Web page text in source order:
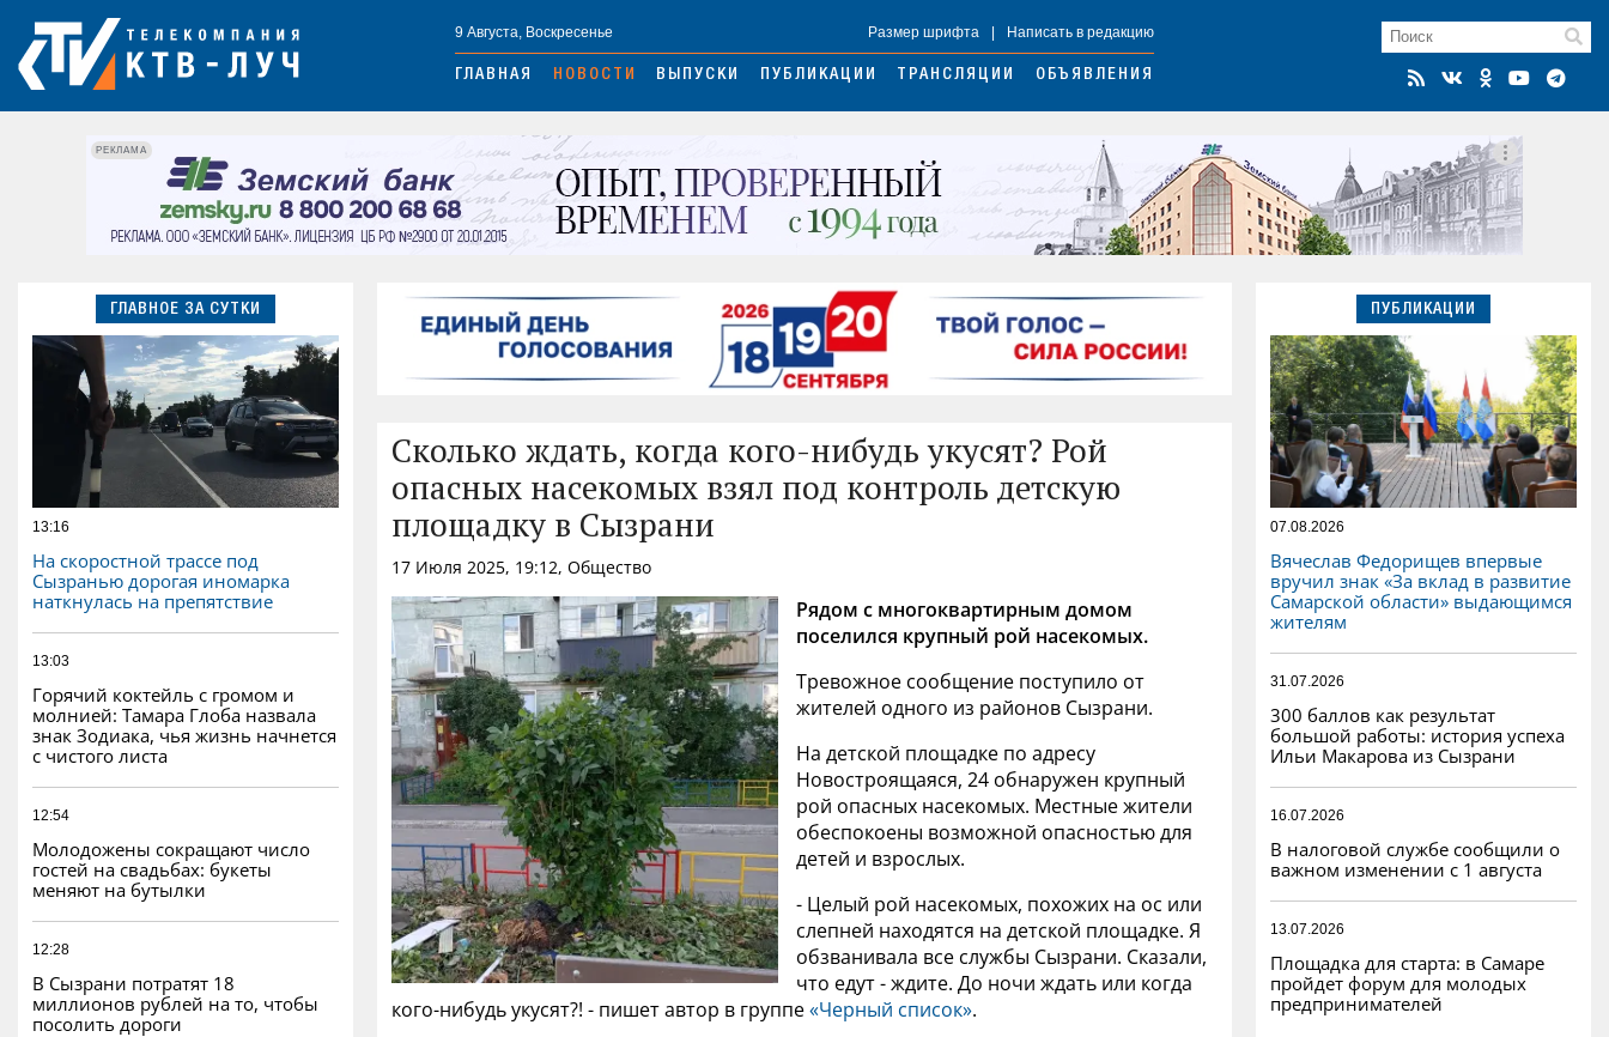
9 Августа, Воскресенье Размер шрифта Написать в редакцию
ГЛАВНАЯ НОВОСТИ ВЫПУСКИ ПУБЛИКАЦИИ ТРАНСЛЯЦИИ ОБЪЯВЛЕНИЯ
РЕКЛАМА
ГЛАВНОЕ ЗА СУТКИ
13:16
На скоростной трассе под
Сызранью дорогая иномарка
наткнулась на препятствие
13:03
Горячий коктейль с громом и
молнией: Тамара Глоба назвала
знак Зодиака, чья жизнь начнется
с чистого листа
12:54
Молодожены сокращают число
гостей на свадьбах: букеты
меняют на бутылки
12:28
В Сызрани потратят 18
миллионов рублей на то, чтобы
посолить дороги
Сколько ждать, когда кого-нибудь укусят? Рой
опасных насекомых взял под контроль детскую
площадку в Сызрани
17 Июля 2025, 19:12, Общество
Рядом с многоквартирным домом
поселился крупный рой насекомых.
Тревожное сообщение поступило от
жителей одного из районов Сызрани.
На детской площадке по адресу
Новостроящаяся, 24 обнаружен крупный
рой опасных насекомых. Местные жители
обеспокоены возможной опасностью для
детей и взрослых.
- Целый рой насекомых, похожих на ос или
слепней находятся на детской площадке. Я
обзванивала все службы Сызрани. Сказали,
что едут - ждите. До ночи ждать или когда
кого-нибудь укусят?! - пишет автор в группе«Черный список».
ПУБЛИКАЦИИ
07.08.2026
Вячеслав Федорищев впервые
вручил знак «За вклад в развитие
Самарской области» выдающимся
жителям
31.07.2026
300 баллов как результат
большой работы: история успеха
Ильи Макарова из Сызрани
16.07.2026
В налоговой службе сообщили о
важном изменении с 1 августа
13.07.2026
Площадка для старта: в Самаре
пройдет форум для молодых
предпринимателей